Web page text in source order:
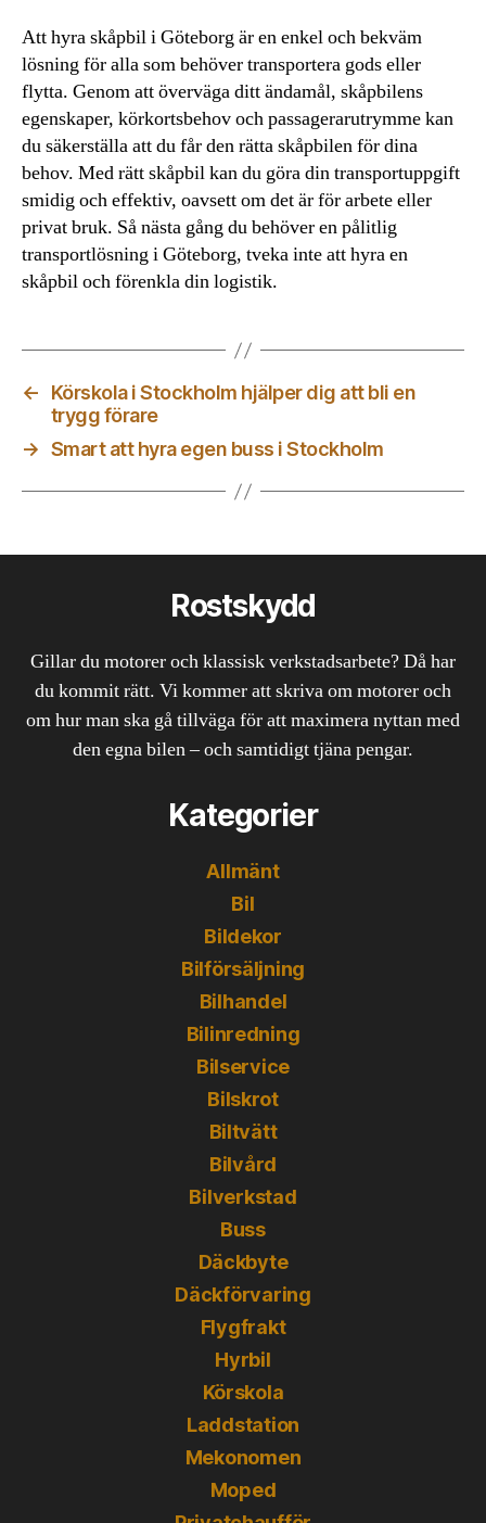
Att hyra skåpbil i Göteborg är en enkel och bekväm
lösning för alla som behöver transportera gods eller
flytta. Genom att överväga ditt ändamål, skåpbilens
egenskaper, körkortsbehov och passagerarutrymme kan
du säkerställa att du får den rätta skåpbilen för dina
behov. Med rätt skåpbil kan du göra din transportuppgift
smidig och effektiv, oavsett om det är för arbete eller
privat bruk. Så nästa gång du behöver en pålitlig
transportlösning i Göteborg, tveka inte att hyra en
skåpbil och förenkla din logistik.
←
Körskola i Stockholm hjälper dig att bli en
trygg förare
→ Smart att hyra egen buss i Stockholm
Rostskydd
Gillar du motorer och klassisk verkstadsarbete? Då har
du kommit rätt. Vi kommer att skriva om motorer och
om hur man ska gå tillväga för att maximera nyttan med
den egna bilen – och samtidigt tjäna pengar.
Kategorier
Allmänt
Bil
Bildekor
Bilförsäljning
Bilhandel
Bilinredning
Bilservice
Bilskrot
Biltvätt
Bilvård
Bilverkstad
Buss
Däckbyte
Däckförvaring
Flygfrakt
Hyrbil
Körskola
Laddstation
Mekonomen
Moped